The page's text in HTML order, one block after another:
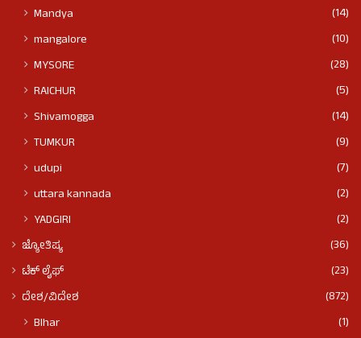
Mandya
(14)
mangalore
(10)
MYSORE
(28)
RAICHUR
(5)
Shivamogga
(14)
TUMKUR
(9)
udupi
(7)
uttara kannada
(2)
YADGIRI
(2)
ಜ್ಯೋತಿಷ್ಯ
(36)
ಟೆಕ್ ಲೈಫ್
(23)
ದೇಶ/ವಿದೇಶ
(872)
BIhar
(1)